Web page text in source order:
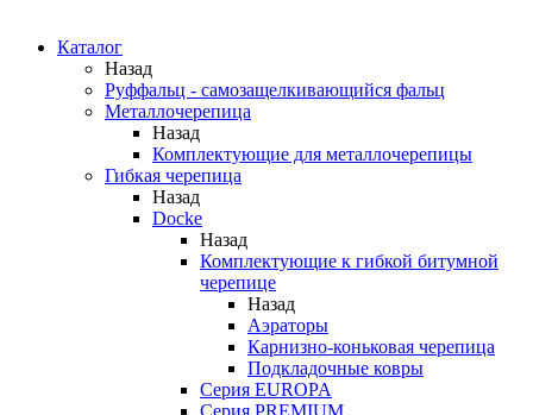
Каталог
Назад
Руффальц - самозащелкивающийся фальц
Металлочерепица
Назад
Комплектующие для металлочерепицы
Гибкая черепица
Назад
Docke
Назад
Комплектующие к гибкой битумной
черепице
Назад
Аэраторы
Карнизно-коньковая черепица
Подкладочные ковры
Серия EUROPA
Серия PREMIUM